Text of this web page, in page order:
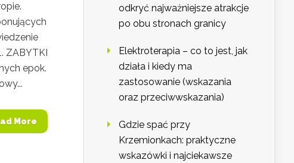
ZABYTKI
epok.
More
odkryć najważniejsze atrakcje
po obu stronach granicy
Elektroterapia – co to jest, jak
działa i kiedy ma
zastosowanie (wskazania
oraz przeciwwskazania)
Gdzie spać przy
Krzemionkach: praktyczne
wskazówki i najciekawsze